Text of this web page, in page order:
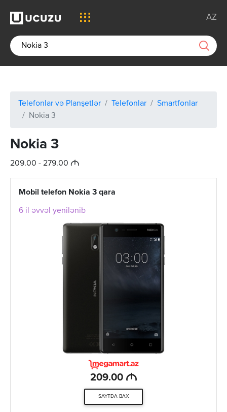
AZ
Telefonlar və Planşetlər Telefonlar
Smartfonlar
Nokia 3
Nokia 3
209.00 - 279.00 M
Mobil telefon Nokia 3 qara
6 il əvvəl yenilənib
209.00 M
SAYTDA BAX